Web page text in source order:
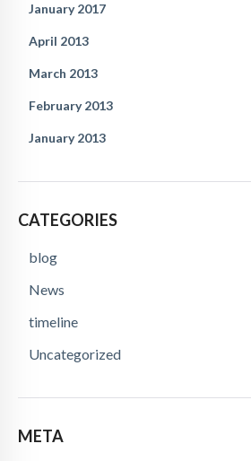
January 2017
April 2013
March 2013
February 2013
January 2013
CATEGORIES
blog
News
timeline
Uncategorized
META